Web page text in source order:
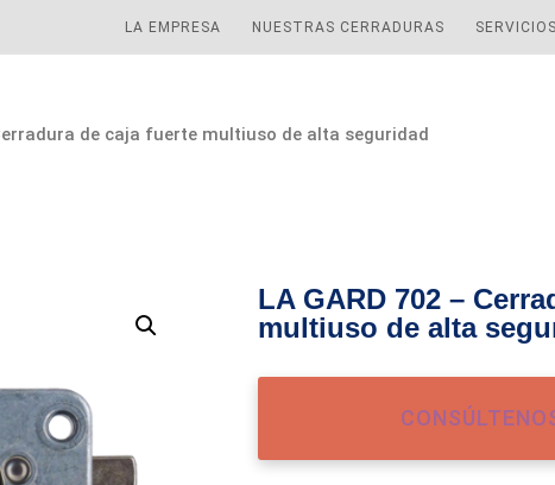
LA EMPRESA NUESTRAS CERRADURAS SERVICIOS
de caja fuerte multiuso de alta seguridad
LA GARD 702 –
multiuso de alta